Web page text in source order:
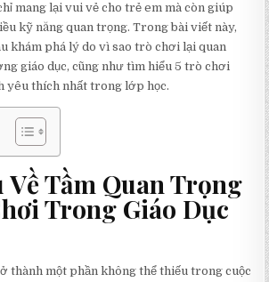
mang lại vui vẻ cho trẻ em mà còn giúp
kỹ năng quan trọng. Trong bài viết này,
khám phá lý do vì sao trò chơi lại quan
giáo dục, cũng như tìm hiểu 5 trò chơi
yêu thích nhất trong lớp học.
Về Tầm Quan Trọng
Trong Giáo Dục
thành một phần không thể thiếu trong cuộc